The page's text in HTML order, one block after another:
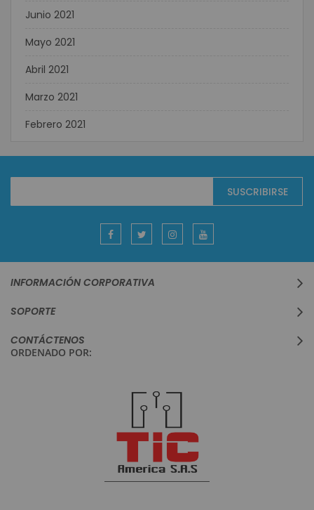
Junio 2021
Mayo 2021
Abril 2021
Marzo 2021
Febrero 2021
boletín
SUSCRIBIRSE
INFORMACIÓN CORPORATIVA
SOPORTE
CONTÁCTENOS
ORDENADO POR: